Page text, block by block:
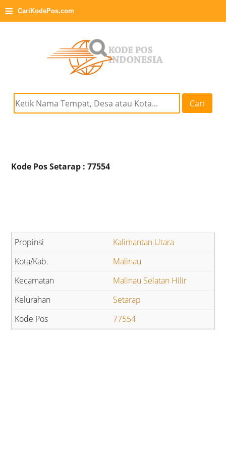
≡ CariKodePos.com
Cari
Kode Pos Setarap : 77554
Kalimantan Utara
Malinau
Malinau Selatan Hilir
Setarap
77554